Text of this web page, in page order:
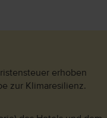
erhoben
zur Klimaresilienz.